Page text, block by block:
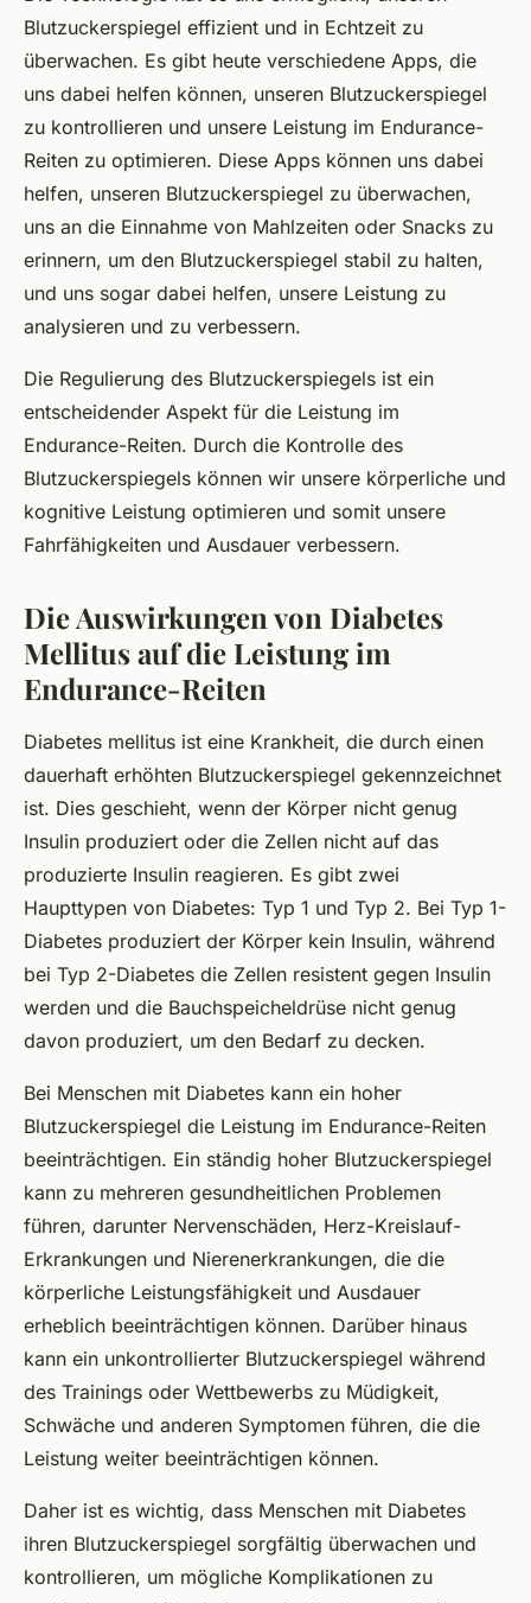
Blutzuckerspiegel effizient und in Echtzeit zu
überwachen. Es gibt heute verschiedene Apps, die
uns dabei helfen können, unseren Blutzuckerspiegel
zu kontrollieren und unsere Leistung im Endurance-
Reiten zu optimieren. Diese Apps können uns dabei
helfen, unseren Blutzuckerspiegel zu überwachen,
uns an die Einnahme von Mahlzeiten oder Snacks zu
erinnern, um den Blutzuckerspiegel stabil zu halten,
und uns sogar dabei helfen, unsere Leistung zu
analysieren und zu verbessern.
Die Regulierung des Blutzuckerspiegels ist ein
entscheidender Aspekt für die Leistung im
Endurance-Reiten. Durch die Kontrolle des
Blutzuckerspiegels können wir unsere körperliche und
kognitive Leistung optimieren und somit unsere
Fahrfähigkeiten und Ausdauer verbessern.
Die Auswirkungen von Diabetes
Mellitus auf die Leistung im
Endurance-Reiten
Diabetes mellitus ist eine Krankheit, die durch einen
dauerhaft erhöhten Blutzuckerspiegel gekennzeichnet
ist. Dies geschieht, wenn der Körper nicht genug
Insulin produziert oder die Zellen nicht auf das
produzierte Insulin reagieren. Es gibt zwei
Haupttypen von Diabetes: Typ 1 und Typ 2. Bei Typ 1-
Diabetes produziert der Körper kein Insulin, während
bei Typ 2-Diabetes die Zellen resistent gegen Insulin
werden und die Bauchspeicheldrüse nicht genug
davon produziert, um den Bedarf zu decken.
Bei Menschen mit Diabetes kann ein hoher
Blutzuckerspiegel die Leistung im Endurance-Reiten
beeinträchtigen. Ein ständig hoher Blutzuckerspiegel
kann zu mehreren gesundheitlichen Problemen
führen, darunter Nervenschäden, Herz-Kreislauf-
Erkrankungen und Nierenerkrankungen, die die
körperliche Leistungsfähigkeit und Ausdauer
erheblich beeinträchtigen können. Darüber hinaus
kann ein unkontrollierter Blutzuckerspiegel während
des Trainings oder Wettbewerbs zu Müdigkeit,
Schwäche und anderen Symptomen führen, die die
Leistung weiter beeinträchtigen können.
Daher ist es wichtig, dass Menschen mit Diabetes
ihren Blutzuckerspiegel sorgfältig überwachen und
kontrollieren, um mögliche Komplikationen zu